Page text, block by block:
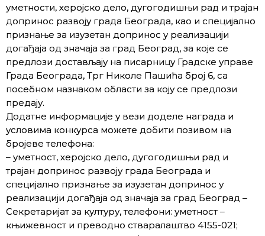
уметности, херојско дело, дугогодишњи рад и трајан
допринос развоју града Београда, као и специјално
признање за изузетан допринос у реализацији
догађаја од значаја за град Београд, за које се
предлози достављају на писарницу Градске управе
Града Београда, Трг Николе Пашића број 6, са
посебном назнаком области за коју се предлози
предају.
Додатне информације у вези доделе награда и
условима конкурса можете добити позивом на
бројеве телефона:
– уметност, херојско дело, дугогодишњи рад и
трајан допринос развоју града Београда и
специјално признање за изузетан допринос у
реализацији догађаја од значаја за град Београд –
Секретаријат за културу, телефони: уметност –
књижевност и преводно стваралаштво 4155-021;